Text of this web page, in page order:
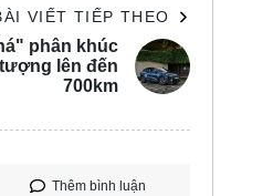
VIẾT TIẾP THEO
phân khúc
lên đến
700km
Thêm bình luận